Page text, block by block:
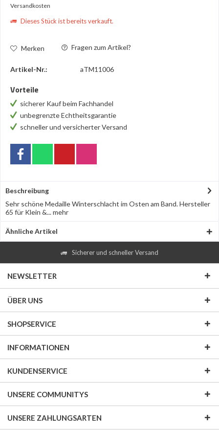
Versandkosten
Dieses Stück ist bereits verkauft.
Merken Fragen zum Artikel?
Artikel-Nr.: aTM11006
Vorteile
sicherer Kauf beim Fachhandel
unbegrenzte Echtheitsgarantie
schneller und versicherter Versand
Beschreibung
Sehr schöne Medaille Winterschlacht im Osten am Band. Hersteller
65 für Klein &...mehr
Ähnliche Artikel
Sicherer und schneller Versand
NEWSLETTER
ÜBER UNS
SHOPSERVICE
INFORMATIONEN
KUNDENSERVICE
UNSERE COMMUNITYS
UNSERE ZAHLUNGSARTEN